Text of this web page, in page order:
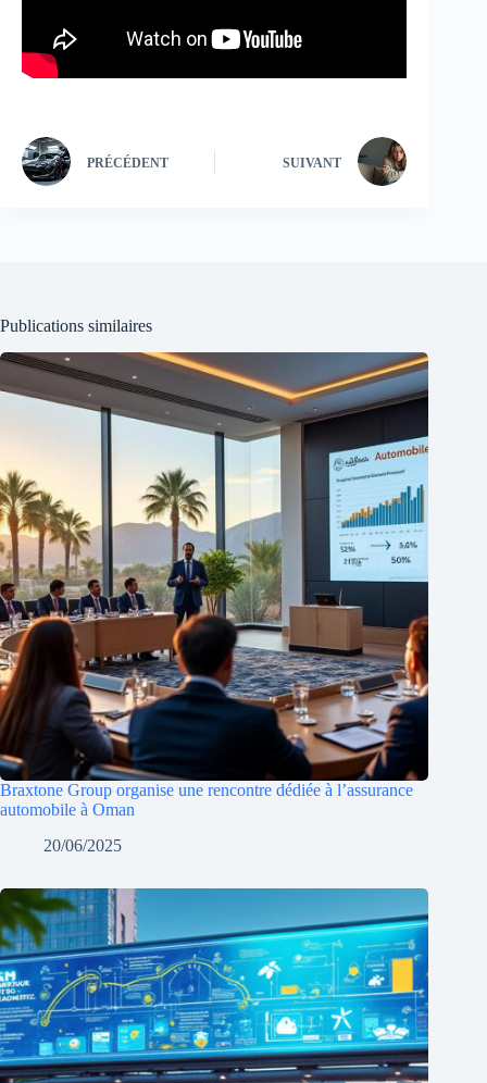
PRÉCÉDENT SUIVANT
Publications similaires
Braxtone Group organise une rencontre dédiée à l’assurance
automobile à Oman
20/06/2025